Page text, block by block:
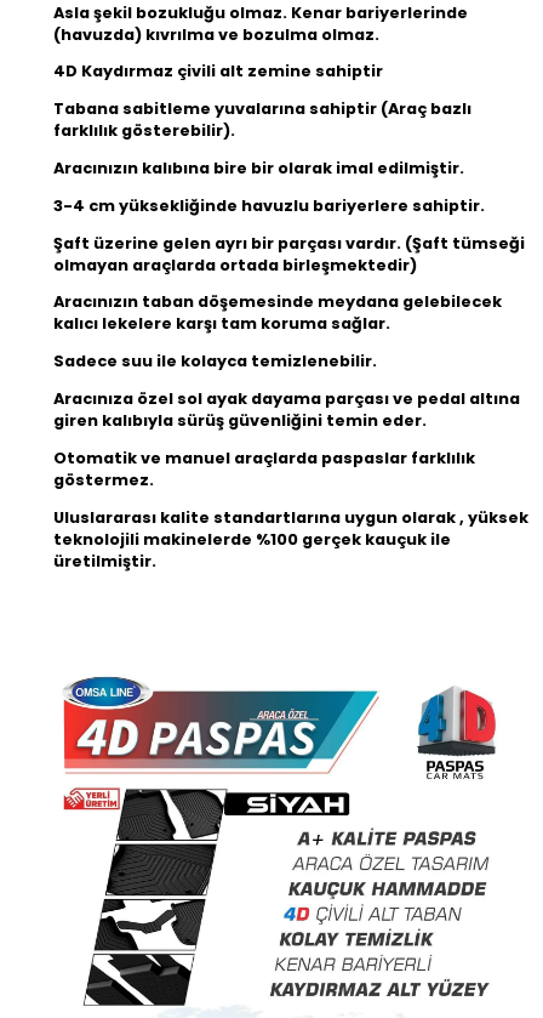
Asla şekil bozukluğu olmaz. Kenar bariyerlerinde
(havuzda) kıvrılma ve bozulma olmaz.
4D Kaydırmaz çivili alt zemine sahiptir
Tabana sabitleme yuvalarına sahiptir (Araç bazlı
farklılık gösterebilir).
Aracınızın kalıbına bire bir olarak imal edilmiştir.
3-4 cm yüksekliğinde havuzlu bariyerlere sahiptir.
Şaft üzerine gelen ayrı bir parçası vardır. (Şaft tümseği
olmayan araçlarda ortada birleşmektedir)
Aracınızın taban döşemesinde meydana gelebilecek
kalıcı lekelere karşı tam koruma sağlar.
Sadece suu ile kolayca temizlenebilir.
Aracınıza özel sol ayak dayama parçası ve pedal altına
giren kalıbıyla sürüş güvenliğini temin eder.
Otomatik ve manuel araçlarda paspaslar farklılık
göstermez.
Uluslararası kalite standartlarına uygun olarak , yüksek
teknolojili makinelerde %100 gerçek kauçuk ile
üretilmiştir.